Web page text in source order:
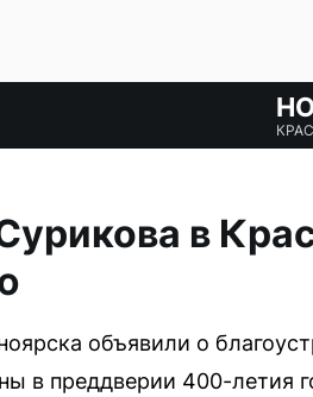
в
объявили о
в преддверии 400-летия